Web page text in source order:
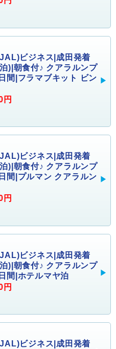
ビジネス|成田発着
)|朝食付♪ クアラルンプ
間|フラマブキット ビン
円
ビジネス|成田発着
)|朝食付♪ クアラルンプ
間|プルマン クアラルン
円
ビジネス|成田発着
)|朝食付♪ クアラルンプ
間|ホテルマヤ泊
円
ビジネス|成田発着